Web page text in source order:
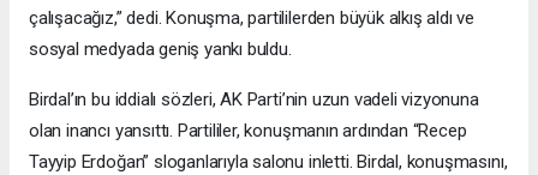
çalışacağız,” dedi. Konuşma, partililerden büyük alkış aldı ve
sosyal medyada geniş yankı buldu.
Birdal’ın bu iddialı sözleri, AK Parti’nin uzun vadeli vizyonuna
olan inancı yansıttı. Partililer, konuşmanın ardından “Recep
Tayyip Erdoğan” sloganlarıyla salonu inletti. Birdal, konuşmasını,